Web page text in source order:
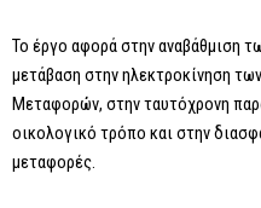
Το έργο αφορά στην αναβάθμιση
μετάβαση στην ηλεκτροκίνηση
Μεταφορών, στην ταυτόχρονη
οικολογικό τρόπο και στην
μεταφορές.